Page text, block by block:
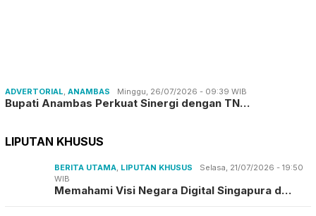
ADVERTORIAL, ANAMBAS Minggu, 26/07/2026 - 09:39 WIB
Bupati Anambas Perkuat Sinergi dengan TN…
LIPUTAN KHUSUS
BERITA UTAMA, LIPUTAN KHUSUS
Selasa, 21/07/2026 - 19:50
WIB
Memahami Visi Negara Digital Singapura d…